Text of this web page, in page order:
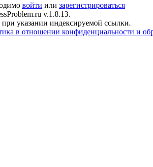
войти или зарегистрироваться
v.1.8.13.
указании индексируемой ссылки.
в отношении конфиденциальности и